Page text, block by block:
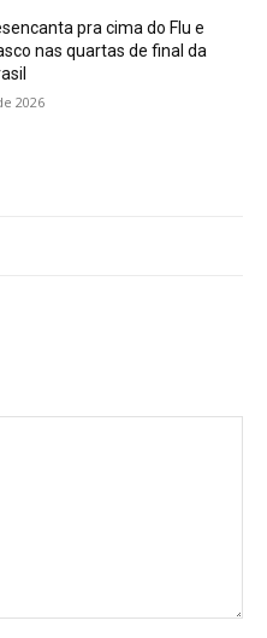
pra cima do Flu e
nas quartas de final da
2026